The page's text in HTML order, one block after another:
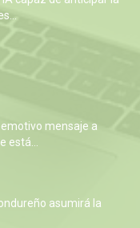
mensaje a
está...
asumirá la